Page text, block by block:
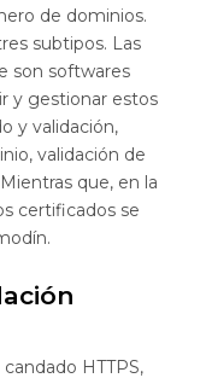
de dominios.
subtipos. Las
son softwares
y gestionar estos
y validación,
validación de
que, en la
certificados se
HTTPS,